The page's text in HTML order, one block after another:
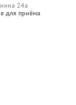
24а
для приёма